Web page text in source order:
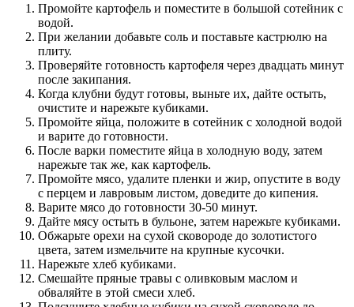
Промойте картофель и поместите в большой сотейник с
водой.
При желании добавьте соль и поставьте кастрюлю на
плиту.
Проверяйте готовность картофеля через двадцать минут
после закипания.
Когда клубни будут готовы, выньте их, дайте остыть,
очистите и нарежьте кубиками.
Промойте яйца, положите в сотейник с холодной водой
и варите до готовности.
После варки поместите яйца в холодную воду, затем
нарежьте так же, как картофель.
Промойте мясо, удалите пленки и жир, опустите в воду
с перцем и лавровым листом, доведите до кипения.
Варите мясо до готовности 30-50 минут.
Дайте мясу остыть в бульоне, затем нарежьте кубиками.
Обжарьте орехи на сухой сковороде до золотистого
цвета, затем измельчите на крупные кусочки.
Нарежьте хлеб кубиками.
Смешайте пряные травы с оливковым маслом и
обваляйте в этой смеси хлеб.